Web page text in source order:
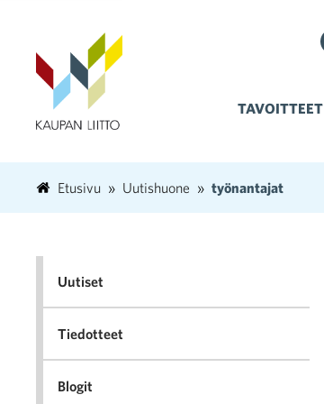
TAVOITTEET
Etusivu Uutishuone työnantajat
Uutiset
Tiedotteet
Blogit